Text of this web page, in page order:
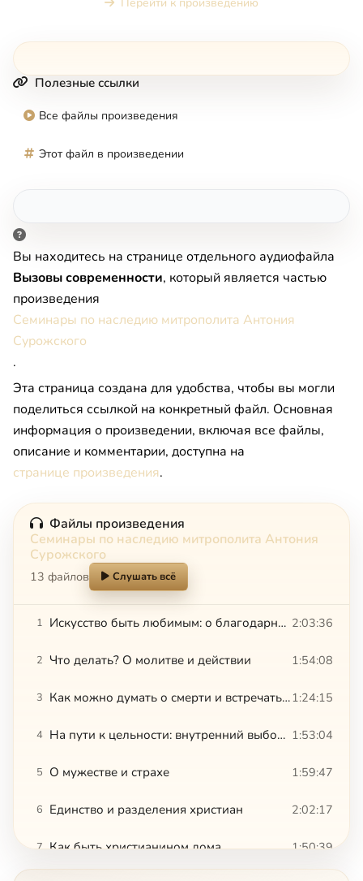
Полезные ссылки
Все файлы произведения
Этот файл в произведении
Вы находитесь на странице отдельного аудиофайла
Вызовы современности, который является частью
произведения
Семинары по наследию митрополита Антония
Сурожского
.
Эта страница создана для удобства, чтобы вы могли
поделиться ссылкой на конкретный файл. Основная
информация о произведении, включая все файлы,
описание и комментарии, доступна на
странице произведения.
Файлы произведения
Семинары по наследию митрополита Антония
Сурожского
13 файлов Слушать всё
1 Искусство быть любимым: о благодарности 2:03:36
2 Что делать? О молитве и действии 1:54:08
3 Как можно думать о смерти и встречать ее?1:24:15
4 На пути к цельности: внутренний выбор и внешние обстоятельства 1:53:04
5 О мужестве и страхе 1:59:47
6 Единство и разделения христиан 2:02:17
7 Как быть христианином дома 1:50:39